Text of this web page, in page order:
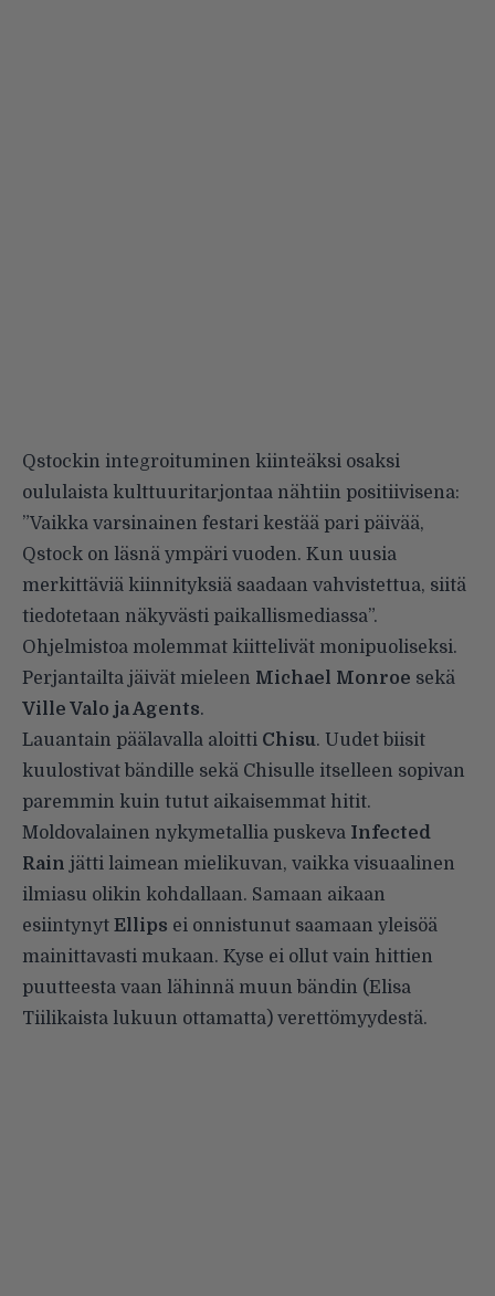
Qstockin integroituminen kiinteäksi osaksi
oululaista kulttuuritarjontaa nähtiin positiivisena:
”Vaikka varsinainen festari kestää pari päivää,
Qstock on läsnä ympäri vuoden. Kun uusia
merkittäviä kiinnityksiä saadaan vahvistettua, siitä
tiedotetaan näkyvästi paikallismediassa”.
Ohjelmistoa molemmat kiittelivät monipuoliseksi.
Perjantailta jäivät mieleen Michael Monroe sekä
Ville Valo ja Agents.
Lauantain päälavalla aloitti Chisu. Uudet biisit
kuulostivat bändille sekä Chisulle itselleen sopivan
paremmin kuin tutut aikaisemmat hitit.
Moldovalainen nykymetallia puskeva Infected
Rain jätti laimean mielikuvan, vaikka visuaalinen
ilmiasu olikin kohdallaan. Samaan aikaan
esiintynyt Ellips ei onnistunut saamaan yleisöä
mainittavasti mukaan. Kyse ei ollut vain hittien
puutteesta vaan lähinnä muun bändin (Elisa
Tiilikaista lukuun ottamatta) verettömyydestä.